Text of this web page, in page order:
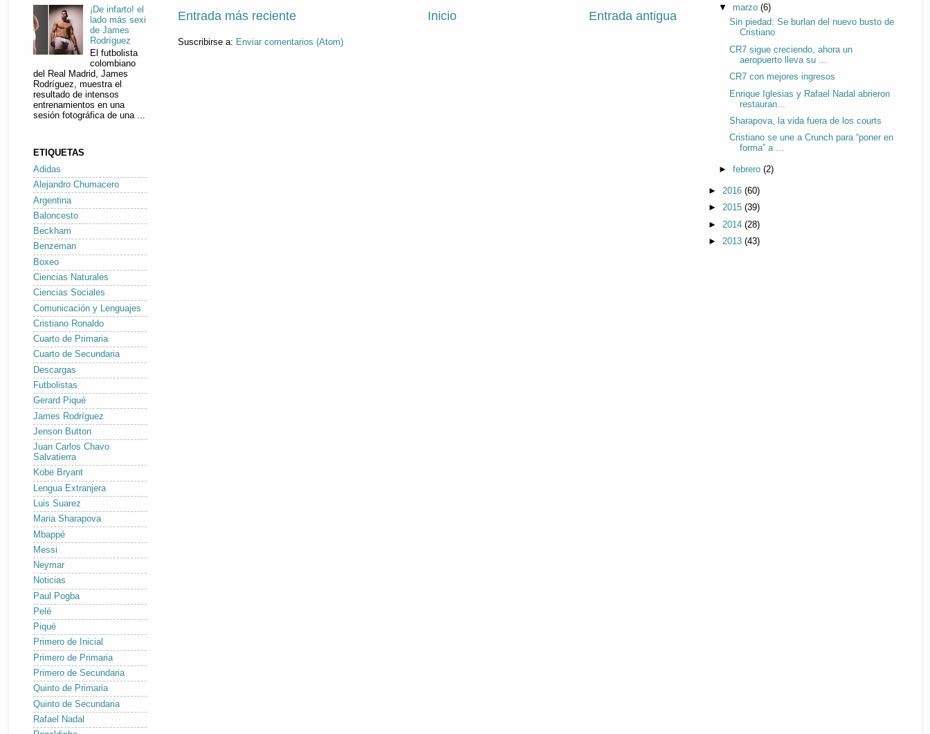
Entrada más reciente Entrada antigua
Inicio
Suscribirse a: Enviar comentarios (Atom)
¡De infarto! el
lado más sexi
de James
Rodríguez
El futbolista
colombiano
del Real Madrid, James
Rodríguez, muestra el
resultado de intensos
entrenamientos en una
sesión fotográfica de una ...
ETIQUETAS
Adidas
Alejandro Chumacero
Argentina
Baloncesto
Beckham
Benzeman
Boxeo
Ciencias Naturales
Ciencias Sociales
Comunicación y Lenguajes
Cristiano Ronaldo
Cuarto de Primaria
Cuarto de Secundaria
Descargas
Futbolistas
Gerard Piqué
James Rodríguez
Jenson Button
Juan Carlos Chavo
Salvatierra
Kobe Bryant
Lengua Extranjera
Luis Suarez
Maria Sharapova
Mbappé
Messi
Neymar
Noticias
Paul Pogba
Pelé
Piqué
Primero de Inicial
Primero de Primaria
Primero de Secundaria
Quinto de Primaria
Quinto de Secundaria
Rafael Nadal
▼ marzo (6)
Sin piedad: Se burlan del nuevo busto de
Cristiano
CR7 sigue creciendo, ahora un
aeropuerto lleva su ...
CR7 con mejores ingresos
Enrique Iglesias y Rafael Nadal abrieron
restauran...
Sharapova, la vida fuera de los courts
Cristiano se une a Crunch para “poner en
forma” a ...
► febrero (2)
► 2016 (60)
► 2015 (39)
►
2014 (28)
► 2013 (43)